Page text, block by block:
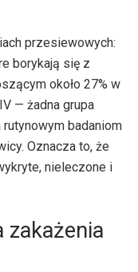
przesiewowych:
borykają się z
około 27% w
— żadna grupa
badaniom
Oznacza to, że
nieleczone i
zakażenia